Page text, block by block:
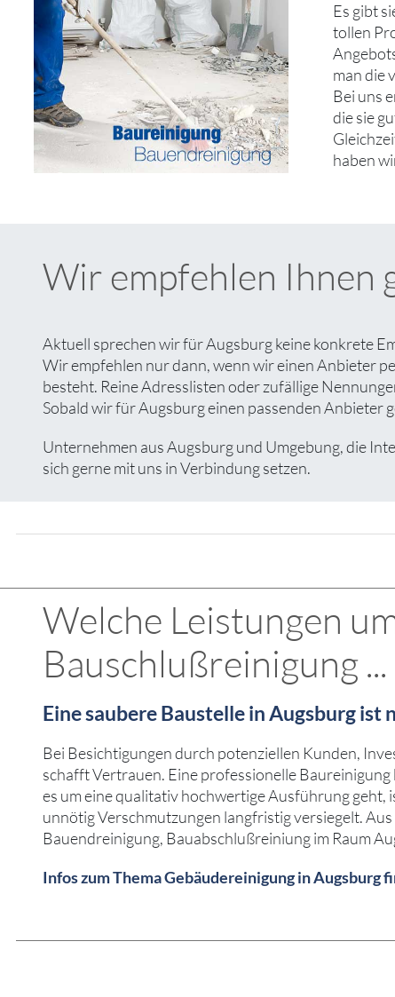
Es gibt
tollen
man die
Bei uns
die sie
haben
Wir empfehlen Ihnen
Aktuell sprechen wir für Augsburg keine konkrete
Wir empfehlen nur dann, wenn wir einen Anbieter
besteht. Reine Adresslisten oder zufällige
Sobald wir für Augsburg einen passenden Anbieter
Unternehmen aus Augsburg und Umgebung, die
sich gerne mit uns in Verbindung setzen.
Welche Leistungen
Bauschlußreinigung ...
Eine saubere Baustelle in Augsburg
Bei Besichtigungen durch potenziellen Kunden,
schafft Vertrauen. Eine professionelle
es um eine qualitativ hochwertige Ausführung
unnötig Verschmutzungen langfristig versiegelt.
Bauendreinigung, Bauabschlußreiniung im Raum
Infos zum Thema Gebäudereinigung in Augsburg